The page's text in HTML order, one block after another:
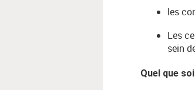
les
Les
sein
Quel que